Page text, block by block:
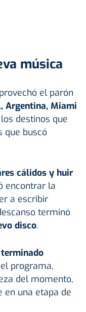
música
el parón
Argentina, Miami
destinos que
que buscó
cálidos y huir
encontrar la
a escribir
terminó
disco.
programa,
del momento,
en una etapa de